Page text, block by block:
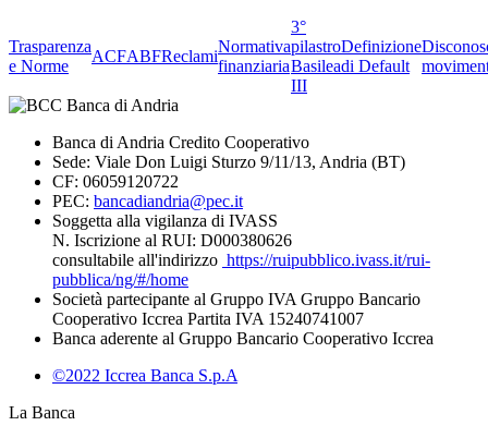
Trasparenza
e Norme
ACFABFReclami
Normativa
finanziaria
3°
pilastro
Basilea
III
Definizione
di Default
Banca di Andria Credito Cooperativo
Sede: Viale Don Luigi Sturzo 9/11/13, Andria (BT)
CF: 06059120722
PEC: bancadiandria@pec.it
Soggetta alla vigilanza di IVASS
N. Iscrizione al RUI: D000380626
consultabile all'indirizzo https://ruipubblico.ivass.it/rui-
pubblica/ng/#/home
Società partecipante al Gruppo IVA Gruppo Bancario
Cooperativo Iccrea Partita IVA 15240741007
Banca aderente al Gruppo Bancario Cooperativo Iccrea
©2022 Iccrea Banca S.p.A
La Banca